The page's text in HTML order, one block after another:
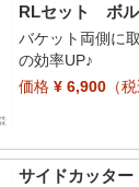
RLセット ボ
バケット両側に
の効率UP♪
価格¥ 6,900（
サイドカッタ